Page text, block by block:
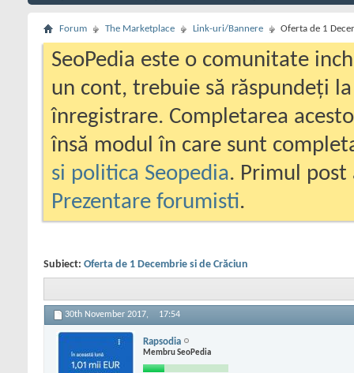
Forum The Marketplace Link-uri/Bannere Oferta de 1
SeoPedia este o comunitate
un cont, trebuie să răspundeți
înregistrare. Completarea
însă modul în care sunt
si politica Seopedia. Primul
Prezentare forumisti.
Subiect: Oferta de 1 Decembrie si de Crăciun
30th November 2017, 17:54
Rapsodia
Membru SeoPedia